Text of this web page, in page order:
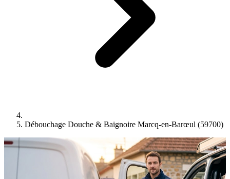
Débouchage Douche & Baignoire Marcq-en-Barœul (59700)